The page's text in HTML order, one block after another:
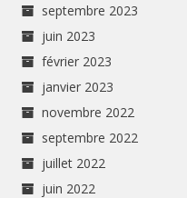
septembre 2023
juin 2023
février 2023
janvier 2023
novembre 2022
septembre 2022
juillet 2022
juin 2022